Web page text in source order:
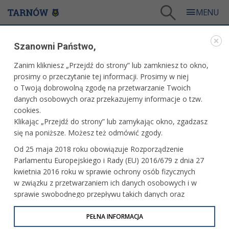
Warsztaty plastyczne „Dla Ciebie, Mamo!”
WARTO PRZECZYTAĆ
WARSZTATY PLASTYCZNE „DLA CIEBIE, MAMO!”
18.05.2026, 14:40 Redakcja tarnow.pl
Z okazji przypadającego w przyszłym tygodniu Dnia Matki,
Biblioteka Pedagogiczna przy ul. Nowy Świat 30, w sobotę,
23 maja zaprasza mamy i dzieci (w wieku powyżej 4 lat) na
twórcze warsztaty plastyczne „Dla Ciebie, Mamo!”.
Szanowni Państwo,
Zanim klikniesz „Przejdź do strony” lub zamkniesz to okno,
prosimy o przeczytanie tej informacji. Prosimy w niej
o Twoją dobrowolną zgodę na przetwarzanie Twoich
danych osobowych oraz przekazujemy informacje o tzw.
cookies.
Klikając „Przejdź do strony” lub zamykając okno, zgadzasz
się na poniższe. Możesz też odmówić zgody.
Od 25 maja 2018 roku obowiązuje Rozporządzenie
Parlamentu Europejskiego i Rady (EU) 2016/679 z dnia 27
kwietnia 2016 roku w sprawie ochrony osób fizycznych
w związku z przetwarzaniem ich danych osobowych i w
sprawie swobodnego przepływu takich danych oraz
uchylenia dyrektywy 95/46/WE (określane jako RODO, GDPR
lub Ogólne Rozporządzenie o Ochronie Danych
PEŁNA INFORMACJA